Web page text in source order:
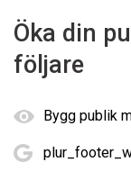
Öka din
följare
Bygg publik